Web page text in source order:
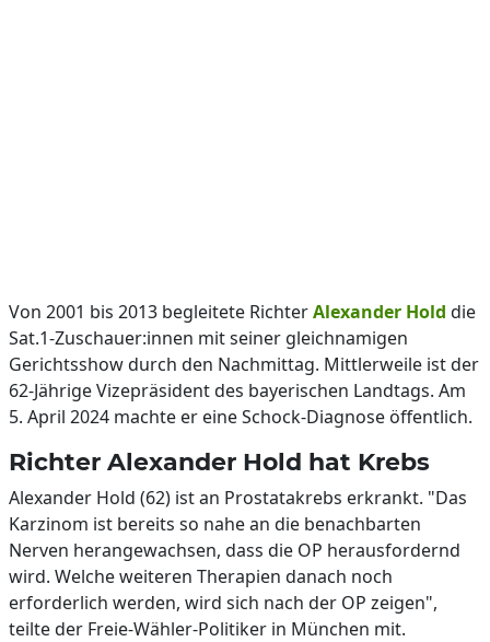
Von 2001 bis 2013 begleitete RichterAlexander Hold die
Sat.1-Zuschauer:innen mit seiner gleichnamigen
Gerichtsshow durch den Nachmittag. Mittlerweile ist der
62-Jährige Vizepräsident des bayerischen Landtags. Am
5. April 2024 machte er eine Schock-Diagnose öffentlich.
Richter Alexander Hold hat Krebs
Alexander Hold (62) ist an Prostatakrebs erkrankt. "Das
Karzinom ist bereits so nahe an die benachbarten
Nerven herangewachsen, dass die OP herausfordernd
wird. Welche weiteren Therapien danach noch
erforderlich werden, wird sich nach der OP zeigen",
teilte der Freie-Wähler-Politiker in München mit.